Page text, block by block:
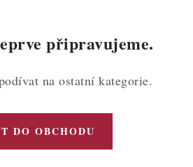
připravujeme.
na ostatní kategorie.
DO OBCHODU